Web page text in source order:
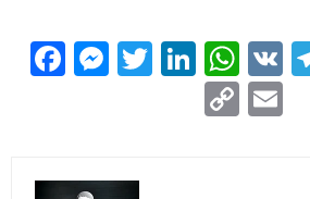
Facebook
Messenger
Twitter
Copy